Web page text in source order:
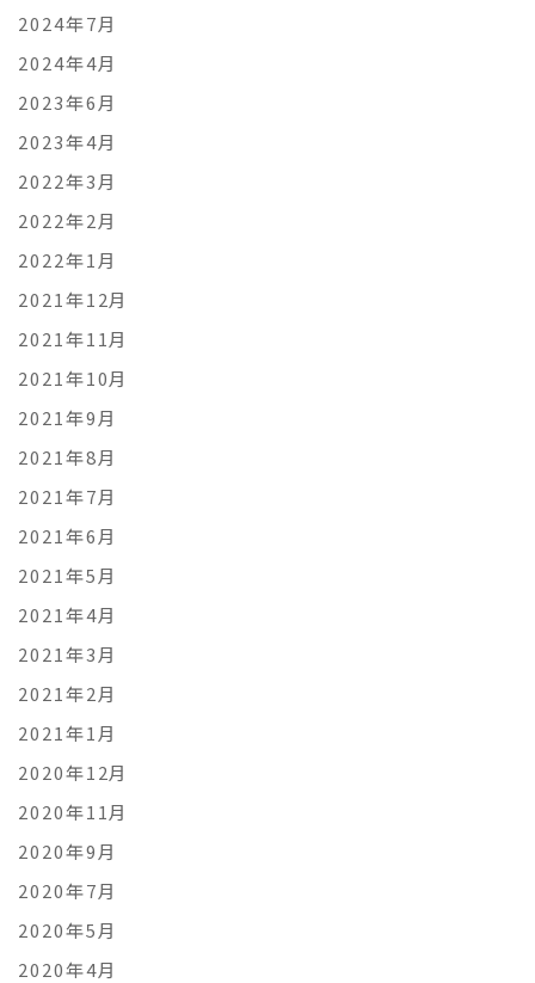
2024年7月
2024年4月
2023年6月
2023年4月
2022年3月
2022年2月
2022年1月
2021年12月
2021年11月
2021年10月
2021年9月
2021年8月
2021年7月
2021年6月
2021年5月
2021年4月
2021年3月
2021年2月
2021年1月
2020年12月
2020年11月
2020年9月
2020年7月
2020年5月
2020年4月